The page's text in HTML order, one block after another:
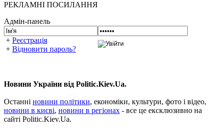
РЕКЛАМНІ ПОСИЛАННЯ
Адмін-панель
+ Реєстрація
+ Відновити пароль?
Новини України від Politic.Kiev.Ua.
Останні новини політики, економіки, культури, фото і відео,
новини в києві, новини в регіонах - все це ексклюзивно на
сайті Politic.Kiev.Ua.